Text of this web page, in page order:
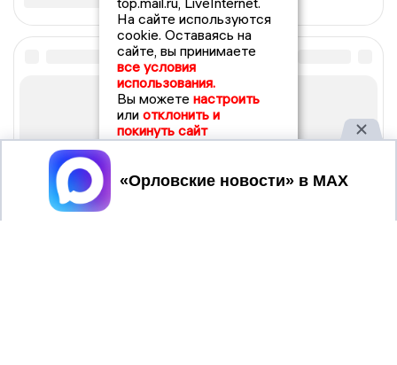
На сайте используются
cookie. Оставаясь на
сайте, вы принимаете
все условия
использования.
Вы можете настроить
или отклонить и
покинуть сайт
Принять